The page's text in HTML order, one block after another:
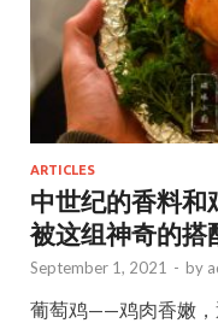
ARTICLES
中世纪的香料和
被这组神奇的搭
September 1, 2021 - by
葡萄鸡——鸡肉香嫩，